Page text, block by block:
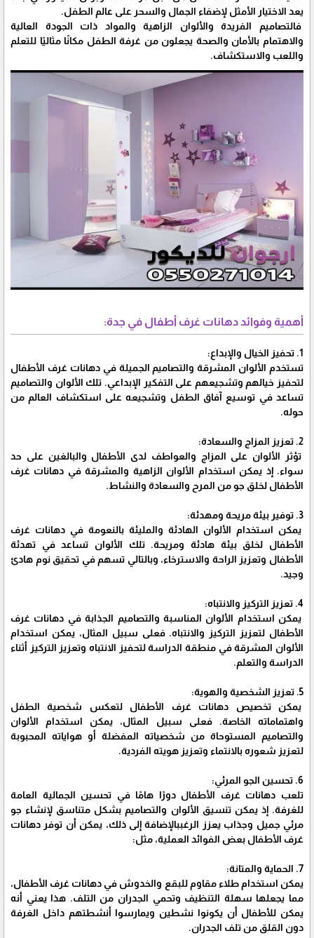
يعد الاختيار الأمثل لإضفاء الجمال والسحر على عالم الطفل.
فالتصاميم الفريدة والألوان الزاهية والمواد ذات الجودة العالية
والاهتمام بالأمان والصحة يجعلون من غرفة الطفل مكانًا مثاليًا للتعلم
واللعب والاستكشاف.
أهمية وفوائد دهانات غرف أطفال في جدة:
1. تحفيز الخيال والإبداع:
تستخدم الألوان المشرقة والتصاميم الجميلة في دهانات غرف الأطفال
لتحفيز خيالهم وتشجيعهم على التفكير الإبداعي. تلك الألوان والتصاميم
تساعد في توسيع آفاق الطفل وتشجيعه على استكشاف العالم من
حوله.
2. تعزيز المزاج والسعادة:
تؤثر الألوان على المزاج والعواطف لدى الأطفال والبالغين على حد
سواء. إذ يمكن استخدام الألوان الزاهية والمشرقة في دهانات غرف
الأطفال لخلق جو من المرح والسعادة والنشاط.
3. توفير بيئة مريحة ومهدئة:
يمكن استخدام الألوان الهادئة والمليئة بالنعومة في دهانات غرف
الأطفال لخلق بيئة هادئة ومريحة. تلك الألوان تساعد في تهدئة
الأطفال وتعزيز الراحة والاسترخاء، وبالتالي تسهم في تحقيق نوم هادئ
وجيد.
4. تعزيز التركيز والانتباه:
يمكن استخدام الألوان المناسبة والتصاميم الجذابة في دهانات غرف
الأطفال لتعزيز التركيز والانتباه. فعلى سبيل المثال، يمكن استخدام
الألوان المشرقة في منطقة الدراسة لتحفيز الانتباه وتعزيز التركيز أثناء
الدراسة والتعلم.
5. تعزيز الشخصية والهوية:
يمكن تخصيص دهانات غرف الأطفال لتعكس شخصية الطفل
واهتماماته الخاصة. فعلى سبيل المثال، يمكن استخدام الألوان
والتصاميم المستوحاة من شخصياته المفضلة أو هواياته المحبوبة
لتعزيز شعوره بالانتماء وتعزيز هويته الفردية.
6. تحسين الجو المرئي:
تلعب دهانات غرف الأطفال دورًا هامًا في تحسين الجمالية العامة
للغرفة. إذ يمكن تنسيق الألوان والتصاميم بشكل متناسق لإنشاء جو
مرئي جميل وجذاب يعزز الرغببالإضافة إلى ذلك، يمكن أن توفر دهانات
غرف الأطفال بعض الفوائد العملية، مثل:
7. الحماية والمتانة:
يمكن استخدام طلاء مقاوم للبقع والخدوش في دهانات غرف الأطفال،
مما يجعلها سهلة التنظيف وتحمي الجدران من التلف. هذا يعني أنه
يمكن للأطفال أن يكونوا نشطين ويمارسوا أنشطتهم داخل الغرفة
دون القلق من تلف الجدران.